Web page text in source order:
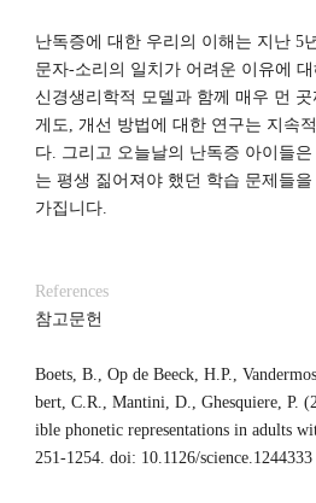
난독증에 대한 우리의 이해는 지난 5
문자-소리의 일치가 어려운 이유에
신경생리학적 모델과 함께 매우 먼
게도, 개선 방법에 대한 연구는 지속
다. 그리고 오늘날의 난독증 아이들
는 평생 짊어져야 했던 학습 문제들
가집니다.
References
참고문헌
Boets, B., Op de Beeck, H.P.,
bert, C.R., Mantini, D., Ghesquiere, P.
ible phonetic representations in adults
251-1254. doi: 10.1126/science.1244333